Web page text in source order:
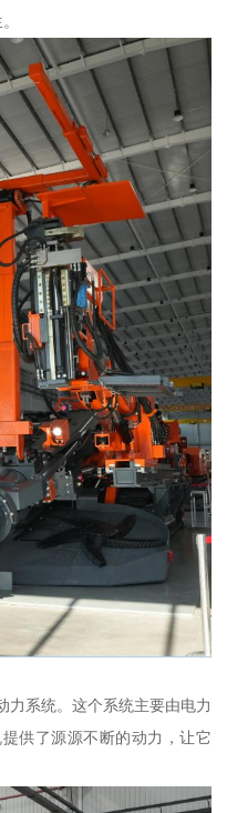
系统。这个系统主要由电力
供了源源不断的动力，让它